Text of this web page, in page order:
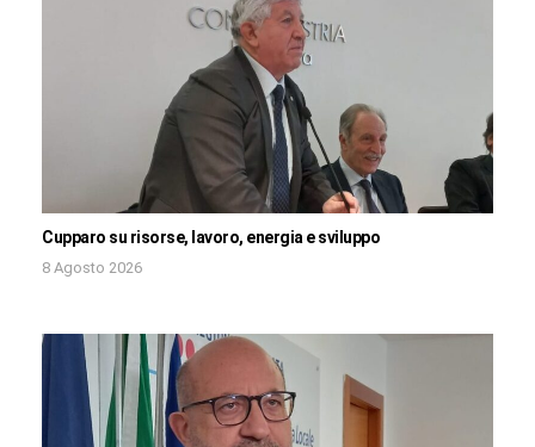
Cupparo su risorse, lavoro, energia e sviluppo
8 Agosto 2026